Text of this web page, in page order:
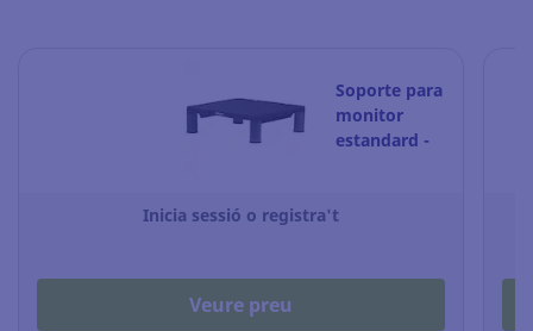
Soporte para
monitor
estandard -
Inicia sessió o registra't
Veure preu